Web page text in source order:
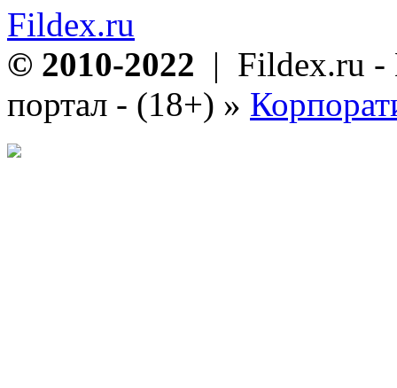
Fildex.ru
© 2010-2022 | Fildex.ru -
портал - (18+) »